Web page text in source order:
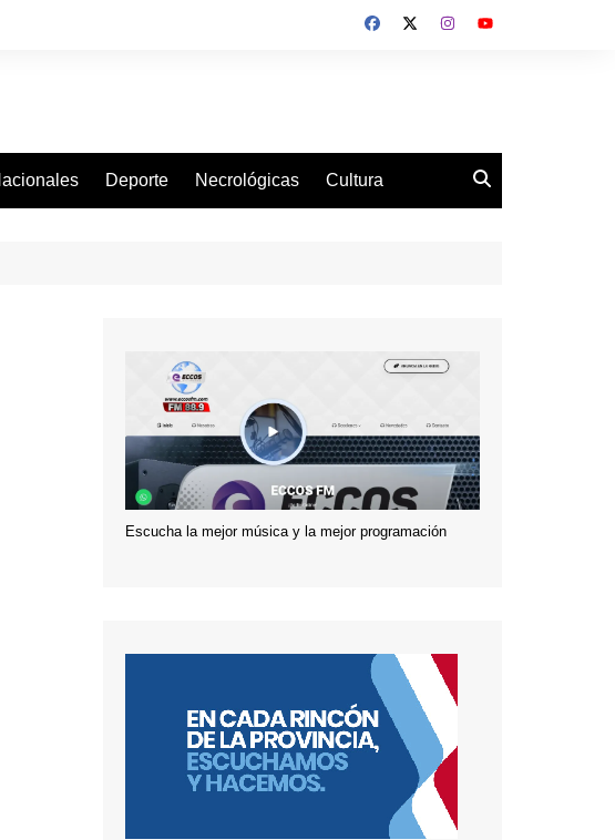
Deporte Necrológicas Cultura
Escucha la mejor música y la mejor programación